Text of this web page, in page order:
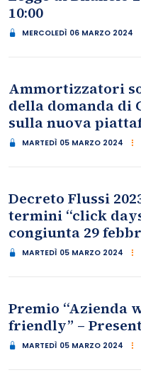
10:00
MERCOLEDÌ 06 MARZO 2024
Ammortizzatori
della domanda di
sulla nuova
MARTEDÌ 05 MARZO 2024
Decreto Flussi
termini “click
congiunta 29
MARTEDÌ 05 MARZO 2024
Premio “Azienda
friendly” –
MARTEDÌ 05 MARZO 2024